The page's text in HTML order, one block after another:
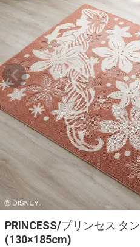
PRINCESS/プリンセス タ
(130×185cm)